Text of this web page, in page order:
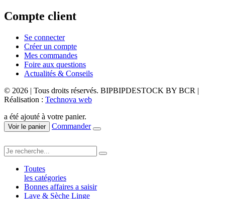
Compte client
Se connecter
Créer un compte
Mes commandes
Foire aux questions
Actualités & Conseils
© 2026 | Tous droits réservés. BIPBIPDESTOCK BY BCR |
Réalisation : Technova web
a été ajouté à votre panier.
Voir le panier Commander
Toutes
les catégories
Bonnes affaires a saisir
Lave & Sèche Linge